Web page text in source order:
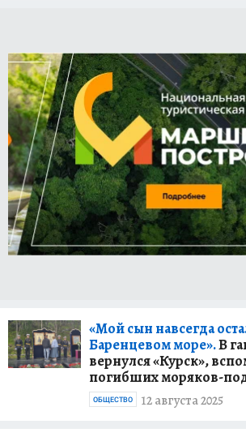
«Мой сын навсегда
Баренцевом море».В
вернулся «Курск»,
погибших моряков-
12 августа 2025
ОБЩЕСТВО